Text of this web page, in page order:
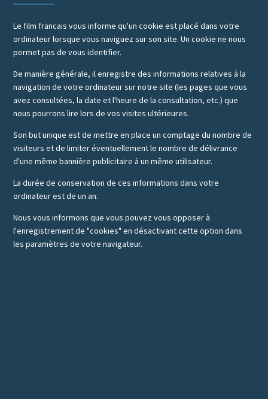
Le film francais vous informe qu'un cookie est placé dans votre
ordinateur lorsque vous naviguez sur son site. Un cookie ne nous
permet pas de vous identifier.
De manière générale, il enregistre des informations relatives à la
navigation de votre ordinateur sur notre site (les pages que vous
avez consultées, la date et l'heure de la consultation, etc.) que
nous pourrons lire lors de vos visites ultérieures.
Son but unique est de mettre en place un comptage du nombre de
visiteurs et de limiter éventuellement le nombre de délivrance
d'une même bannière publicitaire à un même utilisateur.
La durée de conservation de ces informations dans votre
ordinateur est de un an.
Nous vous informons que vous pouvez vous opposer à
l'enregistrement de "cookies" en désactivant cette option dans
les paramètres de votre navigateur.